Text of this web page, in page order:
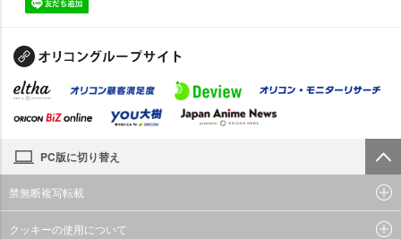
PC版に切り替え
禁無断複写転載
クッキーの使用について